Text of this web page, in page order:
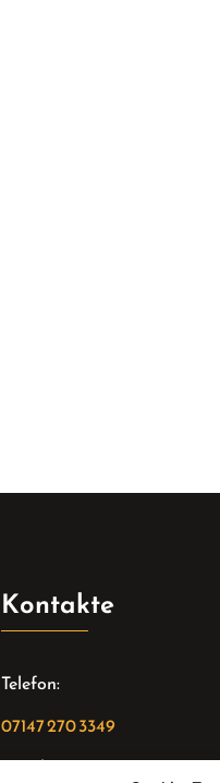
Kontakte
Telefon:
07147 270 3349
Email: